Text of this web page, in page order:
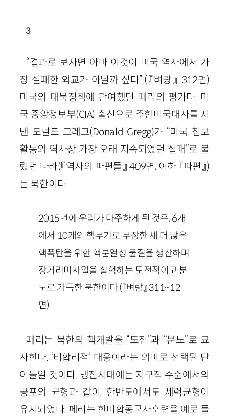
3
“결과로 보자면 아마 이것이 미국 역사에서 가
장 실패한 외교가 아닐까 싶다”.(『벼랑』 312면)
미국의 대북정책에 관여했던 페리의 평가다. 미
국 중앙정보부(CIA) 출신으로 주한미국대사를 지
낸 도널드 그레그(Donald Gregg)가 “미국 첩보
활동의 역사상 가장 오래 지속되었던 실패”로 불
렀던 나라(『역사의 파편들』409면, 이하 『파편』)
는 북한이다.
2015년에 우리가 마주하게 된 것은, 6개
에서 10개의 핵무기로 무장한 채 더 많은
핵폭탄을 위한 핵분열성 물질을 생산하며
장거리미사일을 실험하는 도전적이고 분
노로 가득한 북한이다.(『벼랑』311~12
면)
페리는 북한의 핵개발을 “도전”과 “분노”로 묘
사한다. ‘비합리적’ 대응이라는 의미로 선택된 단
어들일 것이다. 냉전시대에는 지구적 수준에서의
공포의 균형과 같이, 한반도에서도 세력균형이
유지되었다. 페리는 한미합동군사훈련을 예로 들